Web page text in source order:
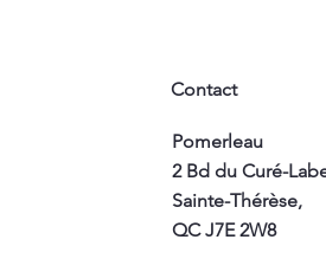
Contact
Pomerleau
2 Bd du Curé-
Sainte-Thérèse,
QC J7E 2W8